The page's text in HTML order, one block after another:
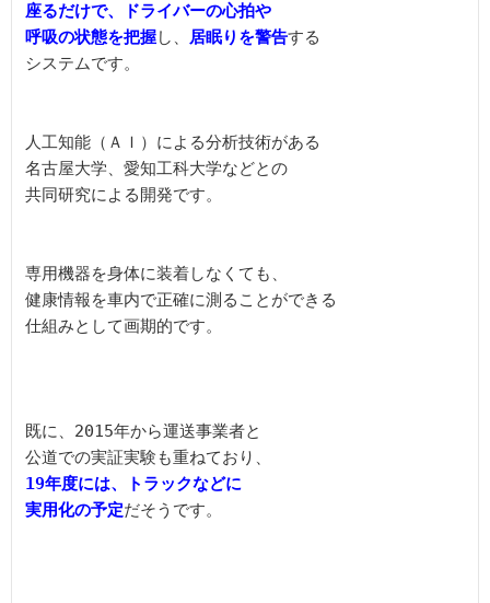
座るだけで、ドライバーの心拍や
呼吸の状態を把握し、 居眠りを警告する
システムです。
人工知能（ＡＩ）による分析技術がある
名古屋大学、愛知工科大学などとの
共同研究による開発です。
専用機器を身体に装着しなくても、
健康情報を車内で正確に測ることができる
仕組みとして画期的です。
既に、2015年から運送事業者と
19年度には、トラックなどに
実用化の予定だそうです。